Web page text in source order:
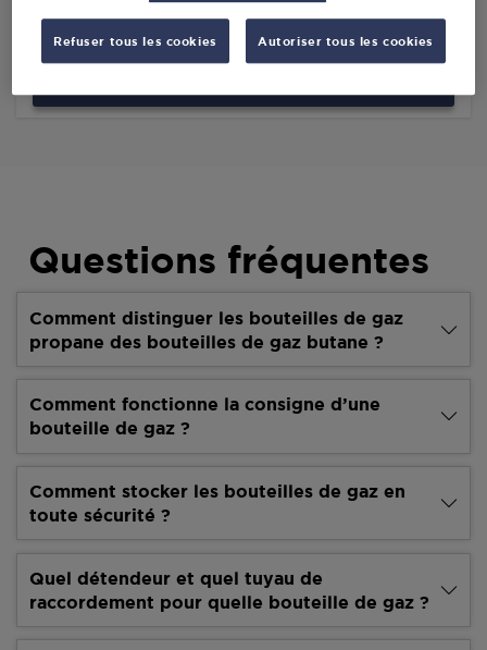
ROUTE DE LYON
Questions fréquentes
Comment distinguer les bouteilles de gaz
propane des bouteilles de gaz butane ?
Comment fonctionne la consigne d’une
bouteille de gaz ?
Comment stocker les bouteilles de gaz en
toute sécurité ?
Quel détendeur et quel tuyau de
raccordement pour quelle bouteille de gaz ?
Refuser tous les cookies Autoriser tous les cookies